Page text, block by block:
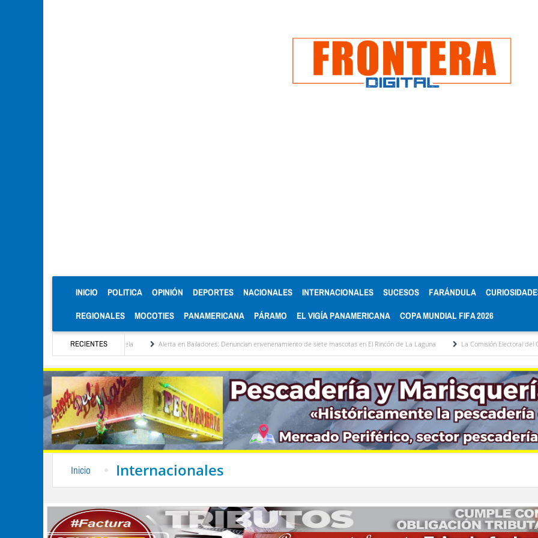
INICIO (CURRENT)
POLITICA OPINIÓN DEPORTES NACIONALES INTERNACIONALES SUCESOS FARÁNDULA
REGIONALES MOCOTIES PANAMERICANA PÁRAMO EL VIGÍA PANAMERICANA COPA MUNDIAL FIFA 2026
RECIENTES
de Venezuela Alerta en Bailadores: Denuncian envenenamiento de siete mascotas en El Rincón de La Laguna La Comisión Electoral del Colegio de
Inicio Internacionales